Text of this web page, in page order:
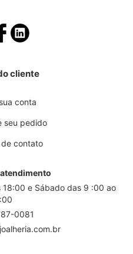
cliente
conta
seu pedido
de contato
e Sábado das 9 :00 ao
0081